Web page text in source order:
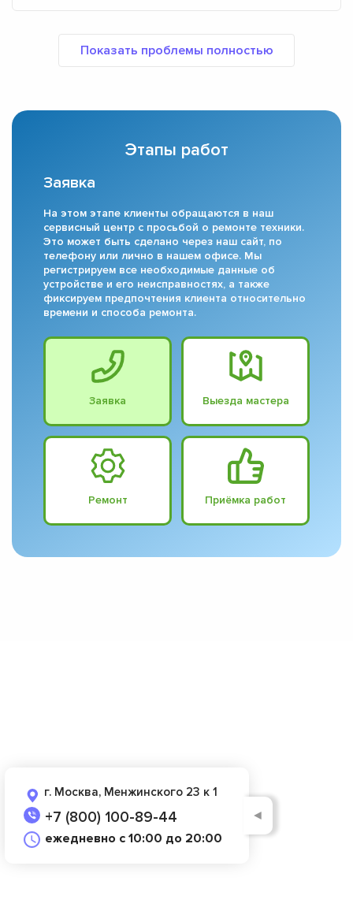
Этапы работ
Заявка
На этом этапе клиенты обращаются в наш
сервисный центр с просьбой о ремонте техники.
Это может быть сделано через наш сайт, по
телефону или лично в нашем офисе. Мы
регистрируем все необходимые данные об
устройстве и его неисправностях, а также
фиксируем предпочтения клиента относительно
времени и способа ремонта.
Заявка Выезда мастера
Ремонт Приёмка работ
г. Москва, Менжинского 23 к 1
+7 (800) 100-89-44
ежедневно с 10:00 до 20:00
◄